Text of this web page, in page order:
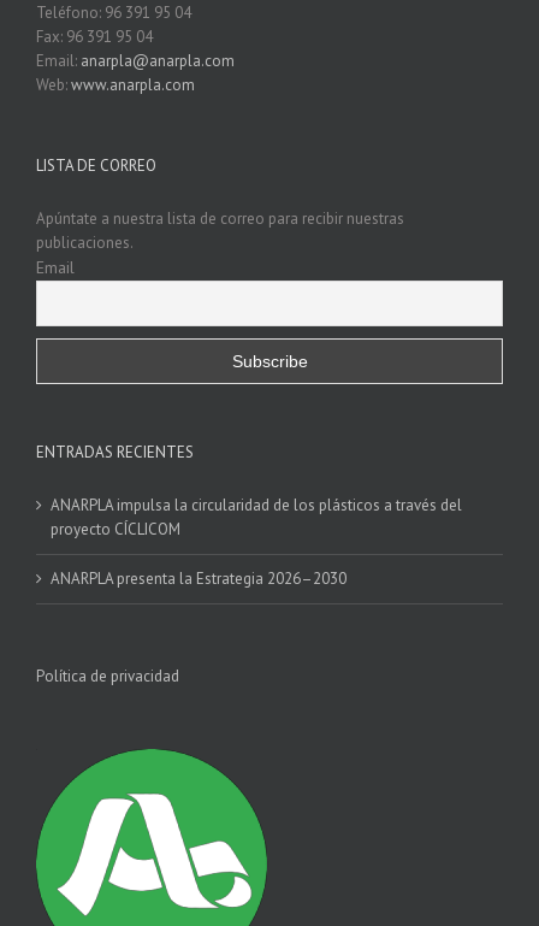
Teléfono: 96 391 95 04
Fax: 96 391 95 04
Email: anarpla@anarpla.com
Web:www.anarpla.com
LISTA DE CORREO
Apúntate a nuestra lista de correo para recibir nuestras
publicaciones.
Email
ENTRADAS RECIENTES
ANARPLA impulsa la circularidad de los plásticos a través del
proyecto CÍCLICOM
ANARPLA presenta la Estrategia 2026–2030
Política de privacidad